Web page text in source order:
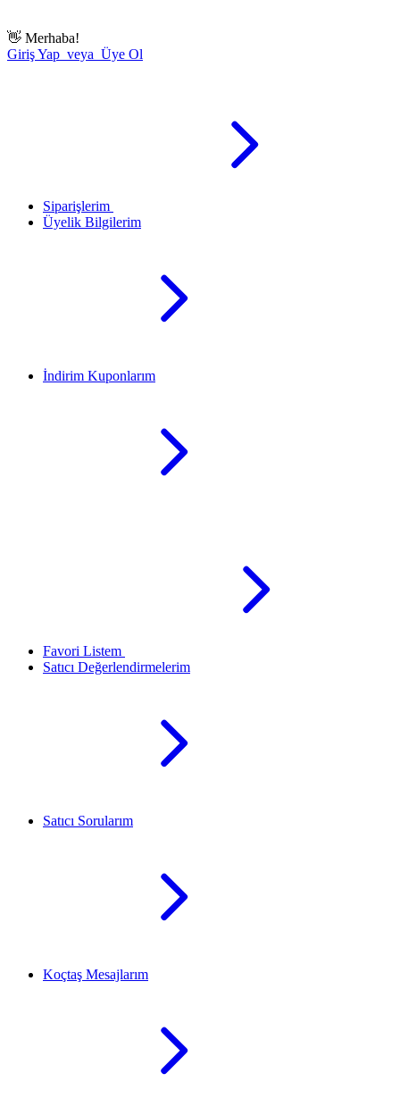
👋 Merhaba!
Giriş Yap veya Üye Ol
Siparişlerim
Üyelik Bilgilerim
İndirim Kuponlarım
Favori Listem
Satıcı Değerlendirmelerim
Satıcı Sorularım
Koçtaş Mesajlarım